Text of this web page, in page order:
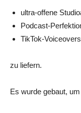
ultra-offene
Podcast-
TikTok-Voiceovers
zu liefern.
Es wurde gebaut,